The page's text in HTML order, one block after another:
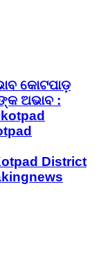
କୋଟପାଡ଼
ଅଭାବ :
District